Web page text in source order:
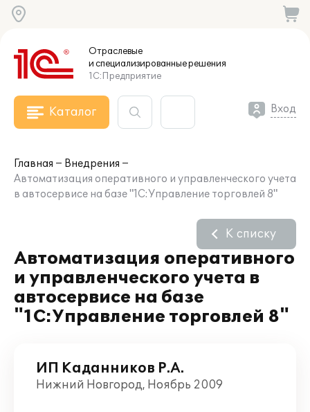
Отраслевые
и специализированныерешения
1С:Предприятие
Каталог Вход
Главная
Внедрения
Автоматизация оперативного и управленческого учета
в автосервисе на базе "1С:Управление торговлей 8"
Автоматизация оперативного
и управленческого учета в
автосервисе на базе
"1С:Управление торговлей 8"
К списку
ИП Каданников Р.А.
Нижний Новгород, Ноябрь 2009